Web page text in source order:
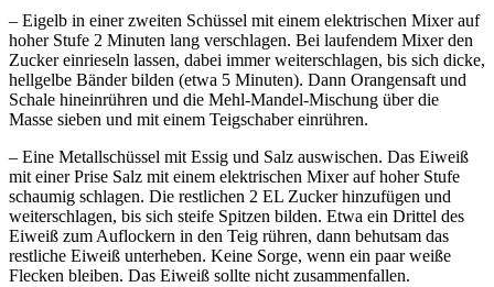
– Eigelb in einer zweiten Schüssel mit einem elektrischen Mixer auf
hoher Stufe 2 Minuten lang verschlagen. Bei laufendem Mixer den
Zucker einrieseln lassen, dabei immer weiterschlagen, bis sich dicke,
hellgelbe Bänder bilden (etwa 5 Minuten). Dann Orangensaft und
Schale hineinrühren und die Mehl-Mandel-Mischung über die
Masse sieben und mit einem Teigschaber einrühren.
– Eine Metallschüssel mit Essig und Salz auswischen. Das Eiweiß
mit einer Prise Salz mit einem elektrischen Mixer auf hoher Stufe
schaumig schlagen. Die restlichen 2 EL Zucker hinzufügen und
weiterschlagen, bis sich steife Spitzen bilden. Etwa ein Drittel des
Eiweiß zum Auflockern in den Teig rühren, dann behutsam das
restliche Eiweiß unterheben. Keine Sorge, wenn ein paar weiße
Flecken bleiben. Das Eiweiß sollte nicht zusammenfallen.